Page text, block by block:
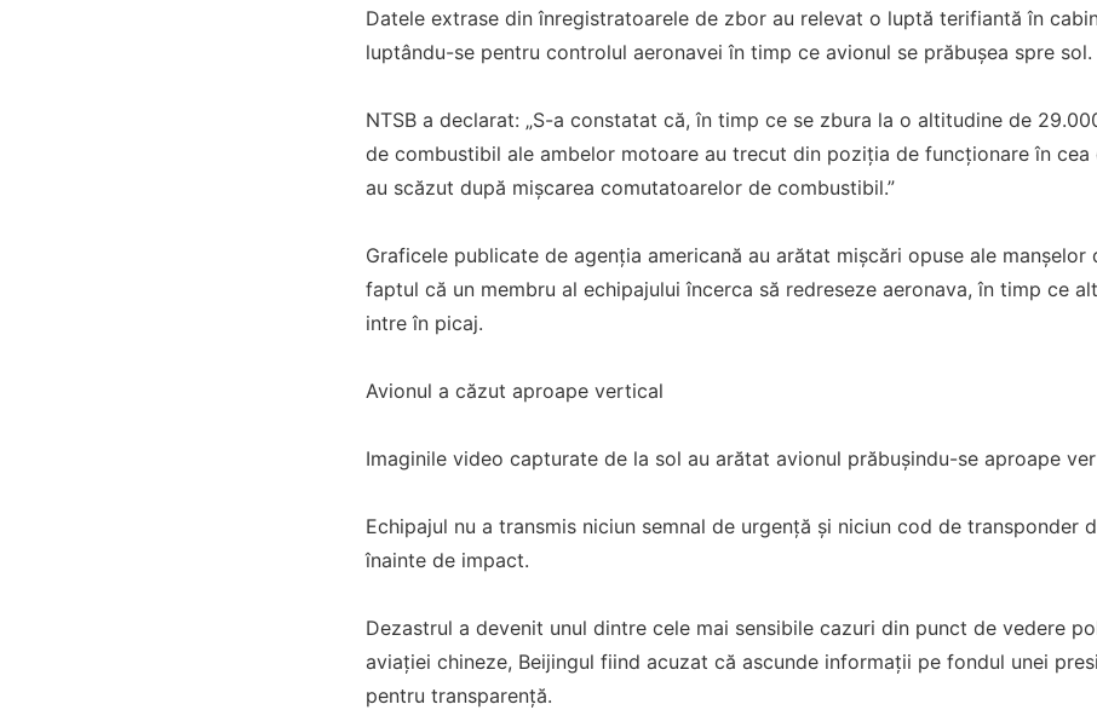
Datele extrase din înregistratoarele de zbor au relevat o luptă terifiantă în
luptându-se pentru controlul aeronavei în timp ce avionul se prăbușea spre sol.
NTSB a declarat: „S-a constatat că, în timp ce se zbura la o altitudine de
de combustibil ale ambelor motoare au trecut din poziția de funcționare în
au scăzut după mișcarea comutatoarelor de combustibil.”
Graficele publicate de agenția americană au arătat mișcări opuse ale
faptul că un membru al echipajului încerca să redreseze aeronava, în timp ce
intre în picaj.
Avionul a căzut aproape vertical
Imaginile video capturate de la sol au arătat avionul prăbușindu-se aproape
Echipajul nu a transmis niciun semnal de urgență și niciun cod de transponder
înainte de impact.
Dezastrul a devenit unul dintre cele mai sensibile cazuri din punct de vedere
aviației chineze, Beijingul fiind acuzat că ascunde informații pe fondul unei
pentru transparență.